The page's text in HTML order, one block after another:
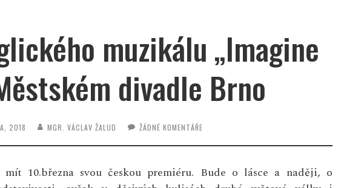
muzikálu „Imagine
divadle Brno
2018 MGR. VÁCLAV ŽALUD ŽÁDNÉ KOMENTÁŘE
10.března svou českou premiéru. Bude o lásce a naději, o